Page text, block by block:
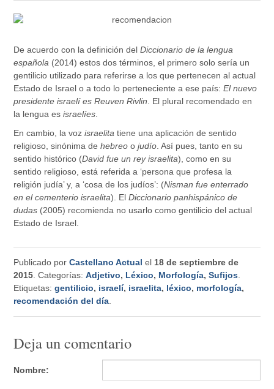
De acuerdo con la definición delDiccionario de la lengua
española (2014) estos dos términos, el primero solo sería un
gentilicio utilizado para referirse a los que pertenecen al actual
Estado de Israel o a todo lo perteneciente a ese país:El nuevo
presidente israelí es Reuven Rivlin . El plural recomendado en
la lengua esisraelíes
En cambio, la vozisraelita tiene una aplicación de sentido
religioso, sinónima dehebreo ojudío . Así pues, tanto en su
sentido histórico (David fue un rey israelita), como en su
sentido religioso, está referida a ‘persona que profesa la
religión judía’ y, a ‘cosa de los judíos’: (Nisman fue enterrado
en el cementerio israelita). ElDiccionario panhispánico de
dudas (2005) recomienda no usarlo como gentilicio del actual
Estado de Israel.
Publicado porCastellano Actual el 18 de septiembre de
2015 . Categorías:Adjetivo, Léxico, Morfología,Sufijos
Etiquetas:gentilicio, israelí, israelita, léxico, morfología,
recomendación del día
Deja un comentario
Nombre: